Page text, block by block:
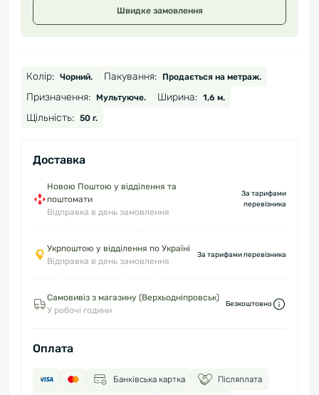
Швидке замовлення
Колір: Чорний. Пакування: Продається на метраж.
Призначення: Мультуюче. Ширина: 1,6 м.
Щільність: 50 г.
Доставка
Новою Поштою у відділення та
поштомати
Відправка в день замовлення
За тарифами
перевізника
Укрпоштою у відділення по Україні
Відправка в день замовлення
За тарифами перевізника
Самовивіз з магазину (Верхьодніпровськ)
У робочі години
Безкоштовно
Оплата
Банківська картка Післяплата